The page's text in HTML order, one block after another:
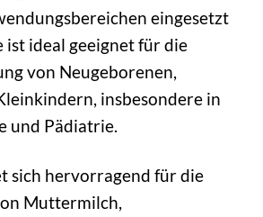
eingesetzt
ist ideal geeignet für die
von Neugeborenen,
insbesondere in
und Pädiatrie.
sich hervorragend für die
Muttermilch,